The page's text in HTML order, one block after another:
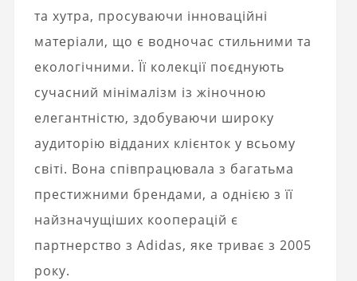
та хутра, просуваючи інноваційні
матеріали, що є водночас стильними та
екологічними. Її колекції поєднують
сучасний мінімалізм із жіночною
елегантністю, здобуваючи широку
аудиторію відданих клієнток у всьому
світі. Вона співпрацювала з багатьма
престижними брендами, а однією з її
найзначущіших кооперацій є
партнерство з Adidas, яке триває з 2005
року.